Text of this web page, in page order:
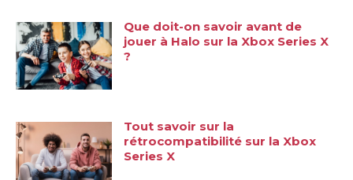
Que doit-on savoir avant de
jouer à Halo sur la Xbox Series X
?
Tout savoir sur la
rétrocompatibilité sur la Xbox
Series X